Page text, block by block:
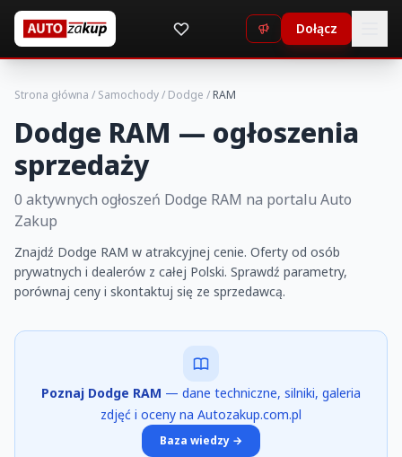
Dołącz
Strona główna / Samochody/ Dodge /RAM
Dodge RAM — ogłoszenia
sprzedaży
0 aktywnych ogłoszeń Dodge RAM na portalu Auto
Zakup
Znajdź Dodge RAM w atrakcyjnej cenie. Oferty od osób
prywatnych i dealerów z całej Polski. Sprawdź parametry,
porównaj ceny i skontaktuj się ze sprzedawcą.
Poznaj Dodge RAM — dane techniczne, silniki, galeria
zdjęć i oceny na Autozakup.com.pl
Baza wiedzy →